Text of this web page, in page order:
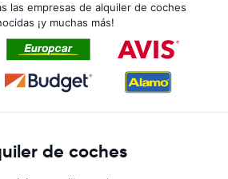
las empresas de alquiler de coches
¡y muchas más!
de coches